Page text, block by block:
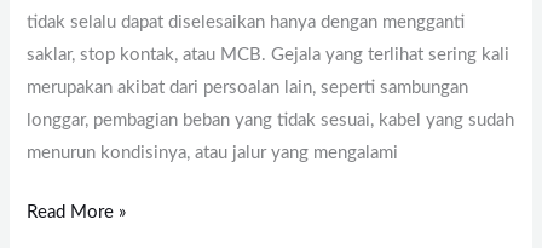
tidak selalu dapat diselesaikan hanya dengan mengganti
saklar, stop kontak, atau MCB. Gejala yang terlihat sering kali
merupakan akibat dari persoalan lain, seperti sambungan
longgar, pembagian beban yang tidak sesuai, kabel yang sudah
menurun kondisinya, atau jalur yang mengalami
Read More »